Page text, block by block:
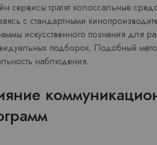
сервисы тратят колоссальные
с стандартными
искусственного познания для
подборок. Подобный
наблюдения.